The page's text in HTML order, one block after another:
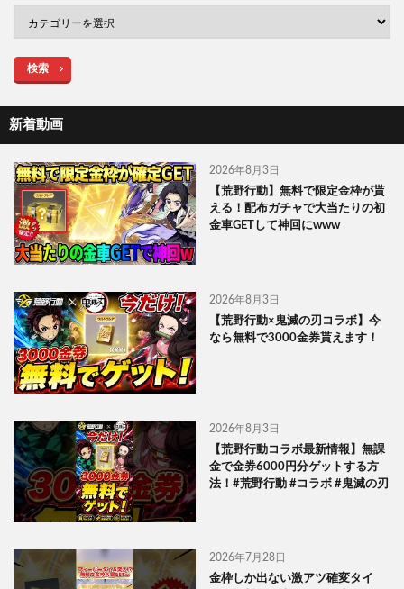
検索
新着動画
2026年8月3日
【荒野行動】無料で限定金枠が貰
える！配布ガチャで大当たりの初
金車GETして神回にwww
2026年8月3日
【荒野行動×鬼滅の刃コラボ】今
なら無料で3000金券貰えます！
2026年8月3日
【荒野行動コラボ最新情報】無課
金で金券6000円分ゲットする方
法！#荒野行動 #コラボ #鬼滅の刃
2026年7月28日
金枠しか出ない激アツ確変タイ